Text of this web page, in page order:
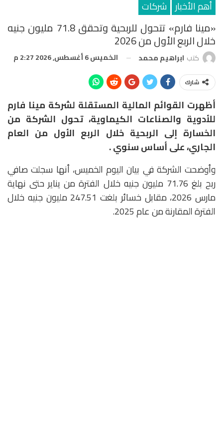
أهم الأخبار شركات
«مينا فارم» تتحول للربحية وتحقق 71.8 مليون جنيه
خلال الربع الأول من 2026
كتب ابراهيم محمد الخميس 6 أغسطس, 2026 2:27 م
شارك
أظهرت القوائم المالية المستقلة لشركة مينا فارم
للأدوية والصناعات الكيماوية، تحول الشركة من
الخسارة إلى الربحية خلال الربع الأول من العام
الجاري، على أساس سنوي .
وأوضحت الشركة في بيان اليوم الخميس، أنها سجلت صافي
ربح بلغ 71.76 مليون جنيه خلال الفترة من يناير حتى نهاية
مارس 2026، مقابل خسائر بلغت 247.51 مليون جنيه خلال
الفترة المقارنة من عام 2025.